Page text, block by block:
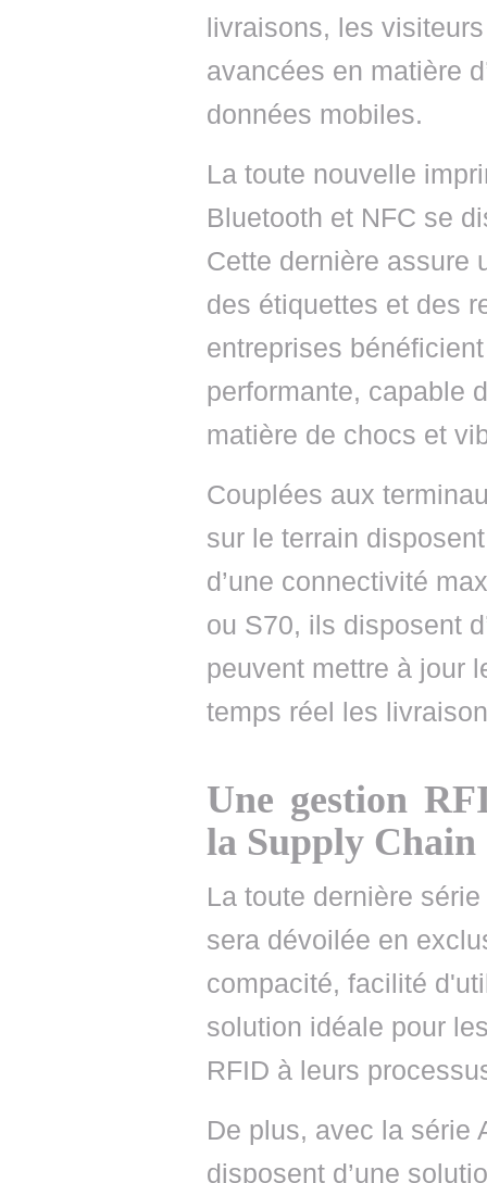
livraisons, les
avancées en matière
données mobiles.
La toute nouvelle
Bluetooth et NFC se
Cette dernière assure
des étiquettes et des
entreprises
performante, capable
matière de chocs et
Couplées aux
sur le terrain
d’une connectivité
ou S70, ils disposent
peuvent mettre à jour
temps réel les
Une gestion
la Supply Chain
La toute dernière
sera dévoilée en
compacité, facilité
solution idéale pour
RFID à leurs
De plus, avec la série
disposent d’une